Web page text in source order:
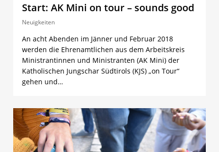
Start: AK Mini on tour – sounds good
Neuigkeiten
An acht Abenden im Jänner und Februar 2018
werden die Ehrenamtlichen aus dem Arbeitskreis
Ministrantinnen und Ministranten (AK Mini) der
Katholischen Jungschar Südtirols (KJS) „on Tour“
gehen und…
4